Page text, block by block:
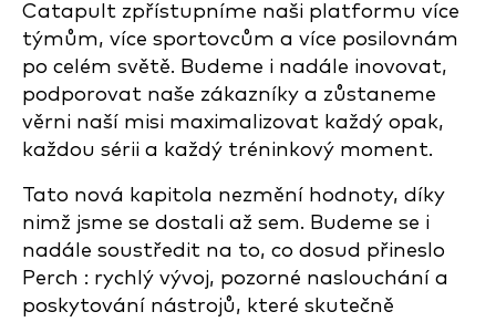
Catapult zpřístupníme naši platformu více
týmům, více sportovcům a více posilovnám
po celém světě. Budeme i nadále inovovat,
podporovat naše zákazníky a zůstaneme
věrni naší misi maximalizovat každý opak,
každou sérii a každý tréninkový moment.
Tato nová kapitola nezmění hodnoty, díky
nimž jsme se dostali až sem. Budeme se i
nadále soustředit na to, co dosud přineslo
Perch : rychlý vývoj, pozorné naslouchání a
poskytování nástrojů, které skutečně